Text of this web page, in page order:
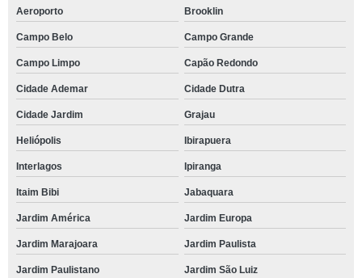
Aeroporto Brooklin
Campo Belo Campo Grande
Campo Limpo Capão Redondo
Cidade Ademar Cidade Dutra
Cidade Jardim Grajau
Heliópolis Ibirapuera
Interlagos Ipiranga
Itaim Bibi Jabaquara
Jardim América Jardim Europa
Jardim Marajoara Jardim Paulista
Jardim Paulistano Jardim São Luiz